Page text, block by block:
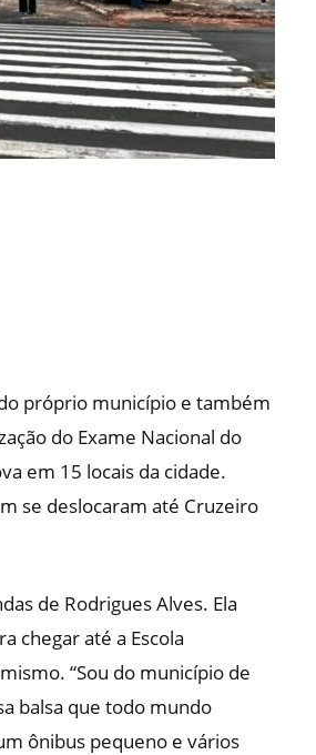
próprio município e também
do Exame Nacional do
em 15 locais da cidade.
se deslocaram até Cruzeiro
de Rodrigues Alves. Ela
chegar até a Escola
“Sou do município de
balsa que todo mundo
ônibus pequeno e vários